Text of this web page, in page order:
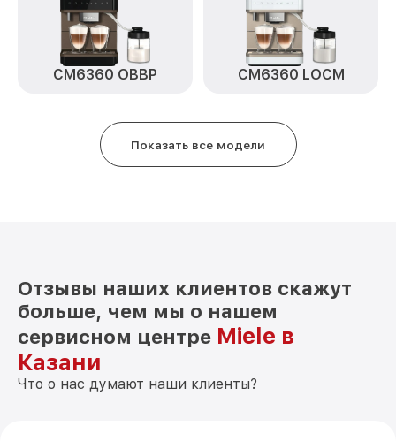
CM6360 OBBP CM6360 LOCM
Показать все модели
Отзывы наших клиентов скажут
больше, чем мы о нашем
сервисном центре Miele в
Казани
Что о нас думают наши клиенты?